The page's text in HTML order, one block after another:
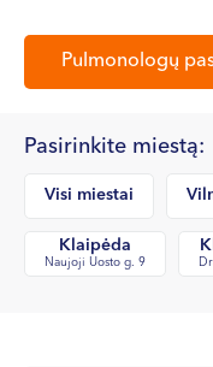
Naujoji Uosto g.
Darbo laikas:
VI 09:00 - 15:00
Kretinga
J. Basanavičiaus
Pulmonologų
Pasirinkite miestą:
Visi miestai
Klaipėda
Naujoji Uosto g. 9